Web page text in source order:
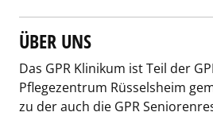
ÜBER UNS
Das GPR Klinikum ist Teil der
Pflegezentrum Rüsselsheim
zu der auch die GPR